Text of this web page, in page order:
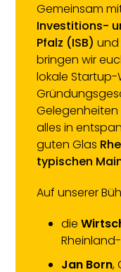
Gemeinsam
Investitions-
Pfalz (ISB)
bringen wir
lokale Startup-
Gelegenheiten
alles in
guten Glas
typischen
Auf unserer
die
Jan Born,